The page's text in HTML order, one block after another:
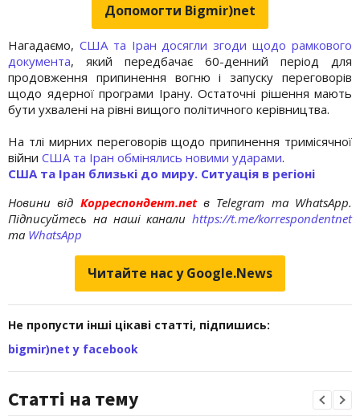
Допомогти Bigmir)net
Нагадаємо, США та Іран досягли згоди щодо рамкового
документа, який передбачає 60-денний період для
продовження припинення вогню і запуску переговорів
щодо ядерної програми Ірану. Остаточні рішення мають
бути ухвалені на рівні вищого політичного керівництва.
На тлі мирних переговорів щодо припинення тримісячної
війни США та Іран обмінялись новими ударами.
США та Іран близькі до миру. Ситуація в регіоні
Новини від Корреспондент.netв Telegram та WhatsApp.
Підписуйтесь на наші канали https://t.me/korrespondentnet
та WhatsApp
Читайте нас у Google.News
Не пропусти інші цікаві статті, підпишись:
bigmir)net у facebook
Статті на тему